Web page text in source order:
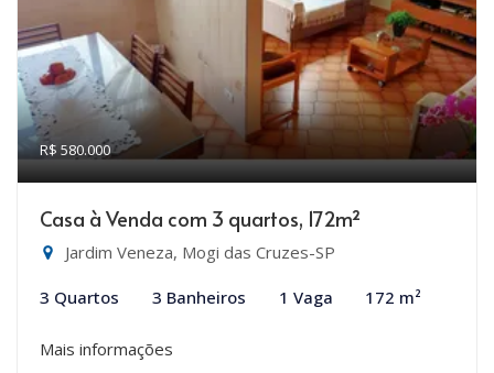
R$ 580.000
Casa à Venda com 3 quartos, 172m²
Jardim Veneza, Mogi das Cruzes-SP
3 Quartos 3 Banheiros 1 Vaga 172 m²
Mais informações